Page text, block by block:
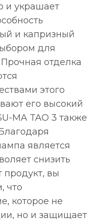
и украшает
и капризный
для
отделка
этого
его высокий
MA TAO 3 также
является
снизить
продукт, вы
что
которое не
но и защищает